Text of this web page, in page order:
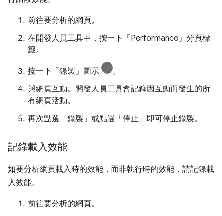
前往要分析的網頁。
在開發人員工具中，按一下「Performance」 分頁標
籤。
按一下「錄製」圖示
。
與網頁互動。開發人員工具會記錄因互動而發生的所
有網頁活動。
再次點選「錄製」 或點選「停止」 即可停止錄製。
記錄載入效能
如要分析網頁載入時的效能，而非執行時的效能，請記錄載
入效能。
前往要分析的網頁。